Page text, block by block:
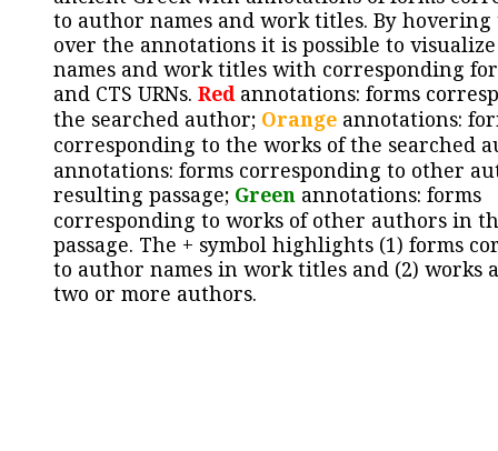
to author names and work titles. By hovering
over the annotations it is possible to
names and work titles with corresponding
and CTS URNs. Redannotations: forms
the searched author; Orange annotations:
corresponding to the works of the searched
annotations: forms corresponding to other
resulting passage; Green annotations: forms
corresponding to works of other authors in
passage. The + symbol highlights (1) forms
to author names in work titles and (2) works
two or more authors.